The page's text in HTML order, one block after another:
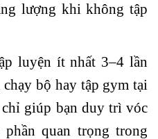
lượng khi không tập
luyện ít nhất 3–4 lần
bộ hay tập gym tại
giúp bạn duy trì vóc
quan trọng trong